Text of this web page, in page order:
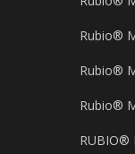
Rubio®
Rubio®
Rubio®
RUBIO®